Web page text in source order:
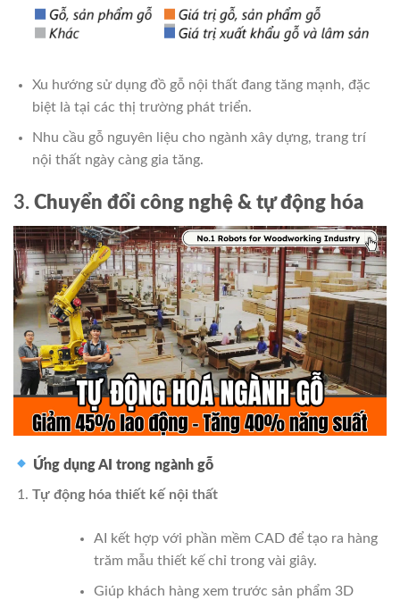
Xu hướng sử dụng đồ gỗ nội thất đang tăng mạnh, đặc
biệt là tại các thị trường phát triển.
Nhu cầu gỗ nguyên liệu cho ngành xây dựng, trang trí
nội thất ngày càng gia tăng.
3. Chuyển đổi công nghệ & tự động hóa
Ứng dụng AI trong ngành gỗ
Tự động hóa thiết kế nội thất
AI kết hợp với phần mềm CAD để tạo ra hàng
trăm mẫu thiết kế chỉ trong vài giây.
Giúp khách hàng xem trước sản phẩm 3D